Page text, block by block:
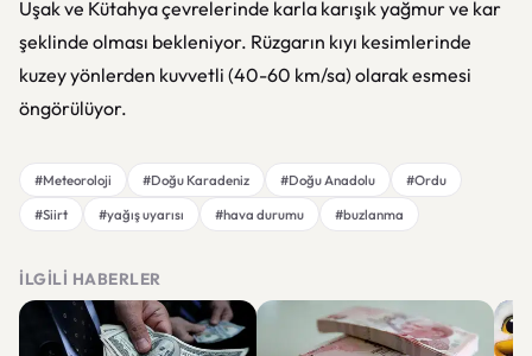
Uşak ve Kütahya çevrelerinde karla karışık yağmur ve kar
şeklinde olması bekleniyor. Rüzgarın kıyı kesimlerinde
kuzey yönlerden kuvvetli (40-60 km/sa) olarak esmesi
öngörülüyor.
#Meteoroloji #Doğu Karadeniz #Doğu Anadolu
#Ordu
#Siirt
#yağış uyarısı #hava durumu #buzlanma
İLGILI HABERLER